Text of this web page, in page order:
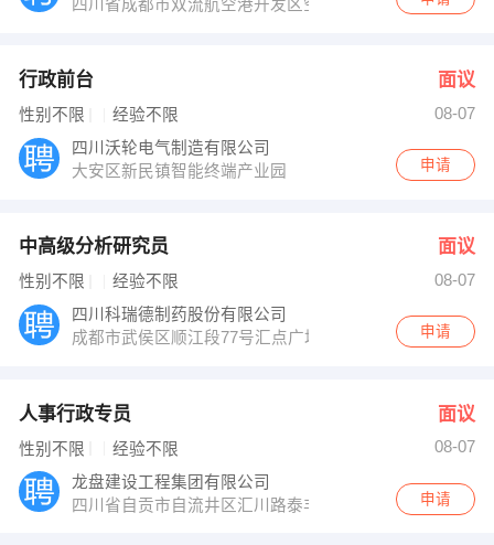
四川省成都市双流航空港开发区空港四路1166号
行政前台 面议
性别不限 经验不限
08-07
四川沃轮电气制造有限公司
大安区新民镇智能终端产业园
申请
中高级分析研究员 面议
性别不限 经验不限
08-07
四川科瑞德制药股份有限公司
成都市武侯区顺江段77号汇点广场3座15层
申请
人事行政专员 面议
性别不限 经验不限
08-07
龙盘建设工程集团有限公司
四川省自贡市自流井区汇川路泰丰南湖印象.御苑6栋3－2
申请